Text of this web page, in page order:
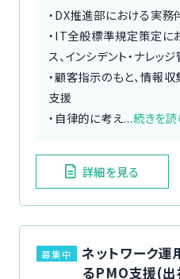
・DX推進部における実
・IT全般標準規定策定に
ス、インシデント・ナレッ
・顧客指示のもと、情報収
支援
・自律的に考え...続きを読
詳細を見る
募集中
ネットワーク
るPMO支援(